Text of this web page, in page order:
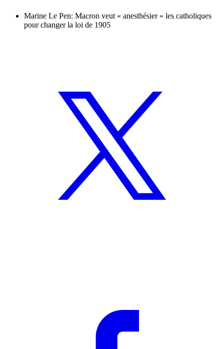
Marine Le Pen: Macron veut « anesthésier » les catholiques
pour changer la loi de 1905